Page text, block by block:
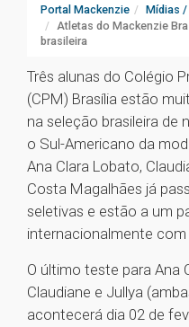
Portal Mackenzie Mídias
Atletas do Mackenzie
brasileira
Três alunas do Colégio
(CPM) Brasília estão
na seleção brasileira de
o Sul-Americano da
Ana Clara Lobato,
Costa Magalhães já
seletivas e estão a um
internacionalmente com
O último teste para Ana
Claudiane e Jullya
acontecerá dia 02 de